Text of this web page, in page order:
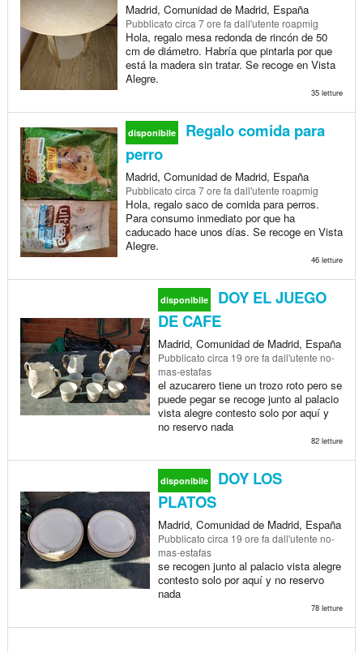
Madrid, Comunidad de Madrid, España
Pubblicato circa 7 ore fa dall'utente roapmig
Hola, regalo mesa redonda de rincón de 50
cm de diámetro. Habría que pintarla por que
está la madera sin tratar. Se recoge en Vista
Alegre.
35 letture
disponibile
Regalo comida para
perro
Madrid, Comunidad de Madrid, España
Pubblicato circa 7 ore fa dall'utente roapmig
Hola, regalo saco de comida para perros.
Para consumo inmediato por que ha
caducado hace unos días. Se recoge en Vista
Alegre.
46 letture
disponibile
DOY EL JUEGO
DE CAFE
Madrid, Comunidad de Madrid, España
Pubblicato circa 19 ore fa dall'utente no-
mas-estafas
el azucarero tiene un trozo roto pero se
puede pegar se recoge junto al palacio
vista alegre contesto solo por aquí y
no reservo nada
82 letture
disponibile
DOY LOS
PLATOS
Madrid, Comunidad de Madrid, España
Pubblicato circa 19 ore fa dall'utente no-
mas-estafas
se recogen junto al palacio vista alegre
contesto solo por aquí y no reservo
nada
78 letture